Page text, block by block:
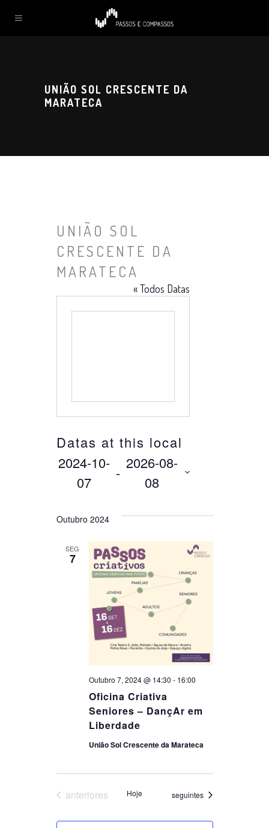
UNIÃO SOL CRESCENTE DA
MARATECA
UNIÃO SOL
CRESCENTE DA
MARATECA
« Todos Datas
Datas at this local
2024-10-
07
-
2026-08-
08
data.
Outubro 2024
SEG
7
Oficina Criativa
Seniores – DançAr em
Liberdade
Outubro 7, 2024 @ 14:30 - 16:00
União Sol Crescente da Marateca
Datas
anteriores Hoje Datas
seguintes